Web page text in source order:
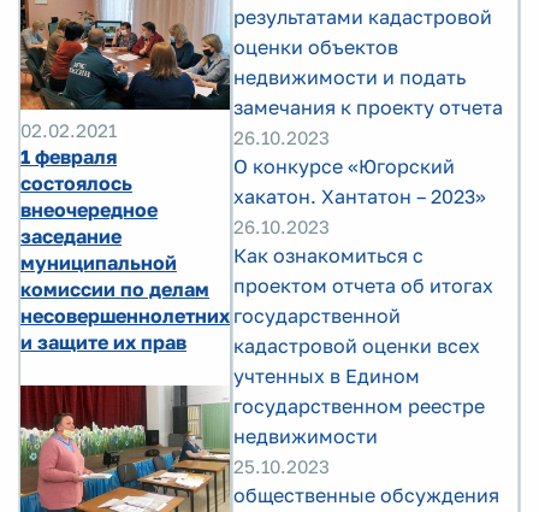
02.02.2021
1 февраля
состоялось
внеочередное
заседание
муниципальной
комиссии по делам
несовершеннолетних
и защите их прав
результатами кадастровой
оценки объектов
недвижимости и подать
замечания к проекту отчета
26.10.2023
О конкурсе «Югорский
хакатон. Хантатон – 2023»
26.10.2023
Как ознакомиться с
проектом отчета об итогах
государственной
кадастровой оценки всех
учтенных в Едином
государственном реестре
недвижимости
25.10.2023
общественные обсуждения